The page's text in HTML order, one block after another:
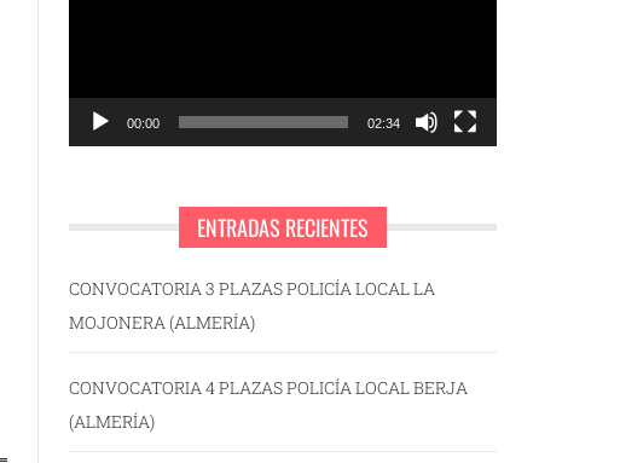
00:00 02:34
ENTRADAS RECIENTES
CONVOCATORIA 3 PLAZAS POLICÍA LOCAL LA
MOJONERA (ALMERÍA)
CONVOCATORIA 4 PLAZAS POLICÍA LOCAL BERJA
(ALMERÍA)